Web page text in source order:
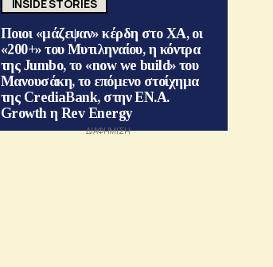
INSIDE STORIES
Ποιοι «μάζεψαν» κέρδη στο ΧΑ, οι
«200+» του Μυτιληναίου, η κόντρα
της Jumbo, το «now we build» του
Μανουσάκη, το επόμενο στοίχημα
της CrediaBank, στην ΕΝ.Α.
Growth η Rev Energy